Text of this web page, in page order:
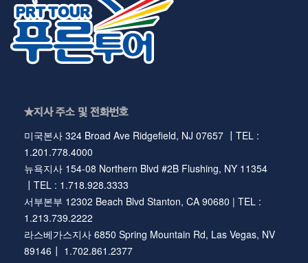
★지사 주소 및 전화번호
미국본사 324 Broad Ave Ridgefield, NJ 07657 ┃TEL :
1.201.778.4000
뉴욕지사 154-08 Northern Blvd #2B Flushing, NY 11354
┃TEL : 1.718.928.3333
서부본부 12302 Beach Blvd Stanton, CA 90680 | TEL :
1.213.739.2222
라스베가스지사 6850 Spring Mountain Rd, Las Vegas, NV
89146┃ 1.702.861.2377